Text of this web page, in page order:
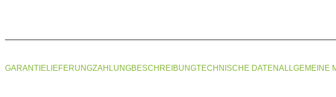
GARANTIE LIEFERUNGZAHLUNGBESCHREIBUNGTECHNISCHE DATENALLGEMEINE